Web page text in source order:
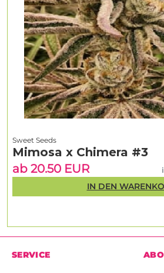
Sweet Seeds
Mimosa x Chimera #3
ab 20.50 EUR
IN DEN
SERVICE